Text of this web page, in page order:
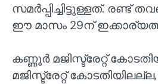
സമര്‍പ്പിച്ചിട്ടുള്ളത്.
ഈ മാസം 29ന്
കണ്ണൂര്‍ മജിസ്ട്രേറ്റ്
മജിസ്ട്രേറ്റ്